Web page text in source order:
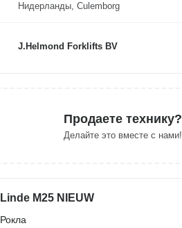
Нидерланды, Culemborg
J.Helmond Forklifts BV
Продаете технику?
Делайте это вместе с нами!
Linde M25 NIEUW
Рокла